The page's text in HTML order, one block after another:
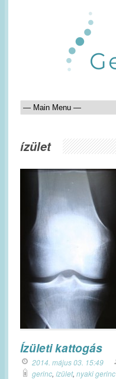
ízület
Ízületi kattogás
2014. május 03. 15:49
gerinc, ízület, nyaki gerinc